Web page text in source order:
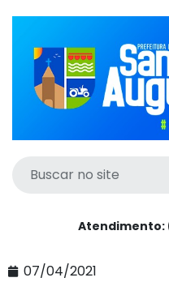
Atendimento:
07/04/2021